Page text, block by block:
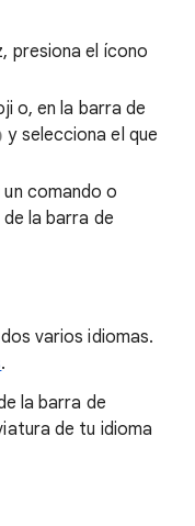
presiona el ícono
o, en la barra de
y selecciona el que
comando o
la barra de
varios idiomas.
.
la barra de
de tu idioma